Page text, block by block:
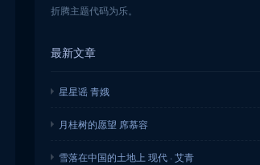
折腾主题代码为乐。
最新文章
星星谣 青娥
月桂树的愿望 席慕容
雪落在中国的土地上 现代 · 艾青